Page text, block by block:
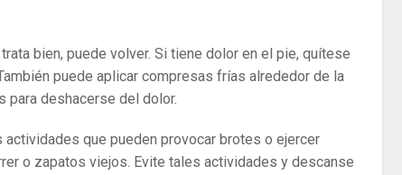
bien, puede volver. Si tiene dolor en el pie, quítese
puede aplicar compresas frías alrededor de la
para deshacerse del dolor.
actividades que pueden provocar brotes o ejercer
o zapatos viejos. Evite tales actividades y descanse